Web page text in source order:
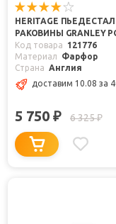
HERITAGE
РАКОВИНЫ GRANLEY
Код товара
121776
Материал
Фарфор
Страна
Англия
доставим 10.08 за
5 750 ₽ 6 325₽